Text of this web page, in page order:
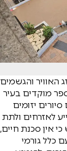
האוויר והגשמים
מוקדים בעיר
יזומים
לאזרחים ולתת
אין סכנת חיים,
כלל גורמי